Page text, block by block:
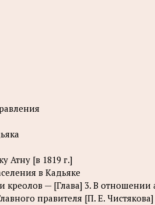
Атну [в 1819 г.]
в Кадьяке
креолов — [Глава] 3. В отношении
правителя [П. Е.